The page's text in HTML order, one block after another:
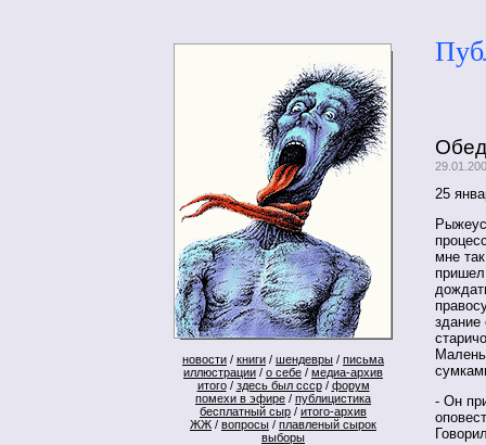
новости / книги / шендевры / письма
иллюстрации / о себе / медиа-архив
итого/ здесь был ссср/ форум
помехи в эфире / публицистика
бесплатный сыр / итого-архив
ЖЖ / вопросы / плавленый сырок
выборы
25
мне
- Он